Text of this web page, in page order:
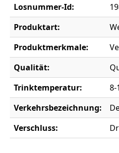
Losnummer-Id:
Produktart:
Produktmerkmale:
Qualität:
Trinktemperatur:
8-
Verkehrsbezeichnung:
Verschluss: